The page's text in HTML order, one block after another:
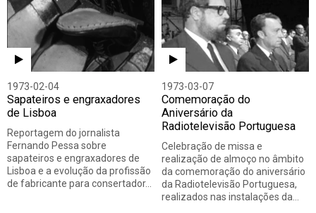
Todos Vídeo Áudio
1973-02-04
Sapateiros e engraxadores
de Lisboa
Reportagem do jornalista
Fernando Pessa sobre
sapateiros e engraxadores de
Lisboa e a evolução da profissão
de fabricante para consertador…
1973-03-07
Comemoração do
Aniversário da
Radiotelevisão Portuguesa
Celebração de missa e
realização de almoço no âmbito
da comemoração do aniversário
da Radiotelevisão Portuguesa,
realizados nas instalações da…